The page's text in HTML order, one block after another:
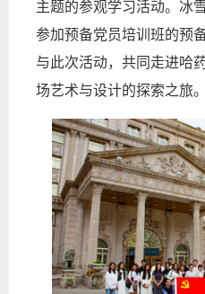
主题的参观学习活动。冰
参加预备党员培训班的预
与此次活动，共同走进哈
场艺术与设计的探索之旅。